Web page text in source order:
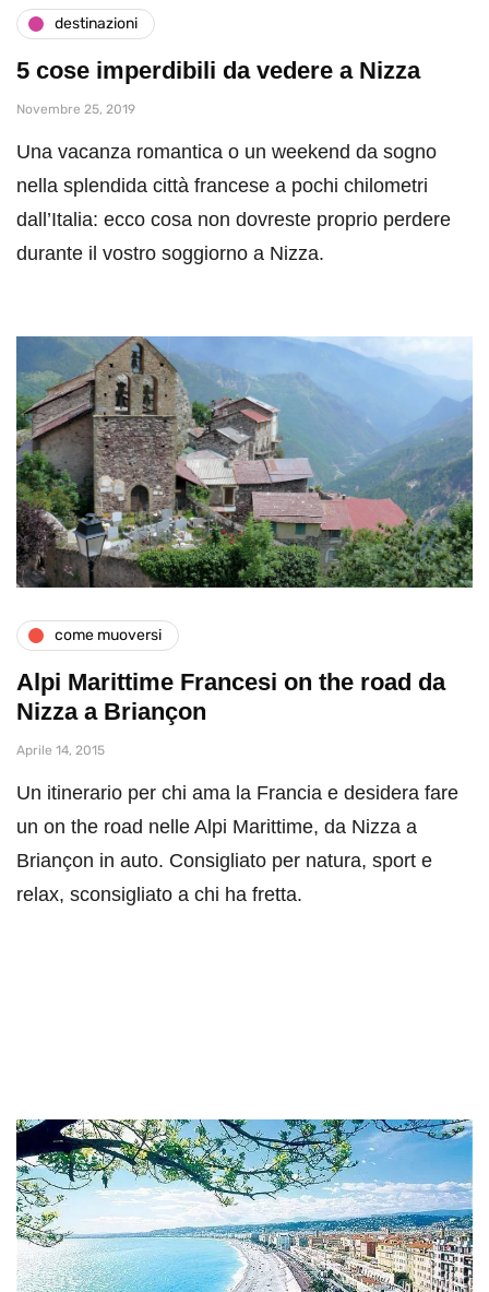
destinazioni
5 cose imperdibili da vedere a Nizza
Novembre 25, 2019
Una vacanza romantica o un weekend da sogno
nella splendida città francese a pochi chilometri
dall’Italia: ecco cosa non dovreste proprio perdere
durante il vostro soggiorno a Nizza.
come muoversi
Alpi Marittime Francesi on the road da
Nizza a Briançon
Aprile 14, 2015
Un itinerario per chi ama la Francia e desidera fare
un on the road nelle Alpi Marittime, da Nizza a
Briançon in auto. Consigliato per natura, sport e
relax, sconsigliato a chi ha fretta.